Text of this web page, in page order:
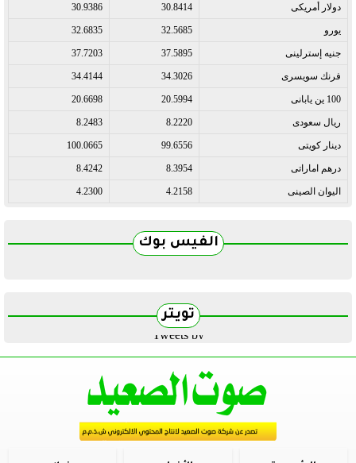
دولار أمريكى 30.8414
30.9386
يورو 32.5685
32.6835
جنيه إسترلينى 37.5895
37.7203
فرنك سويسرى 34.3026
34.4144
100 ين يابانى 20.5994
20.6698
ريال سعودى 8.2220
8.2483
دينار كويتى 99.6556
100.0665
درهم اماراتى 8.3954
8.4242
اليوان الصينى 4.2158
4.2300
الفيس بوك
تويتر
Tweets by